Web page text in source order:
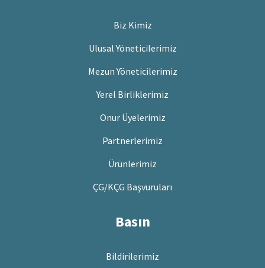
Biz Kimiz
Ulusal Yöneticilerimiz
Mezun Yöneticilerimiz
Yerel Birliklerimiz
Onur Üyelerimiz
Partnerlerimiz
Ürünlerimiz
ÇG/KÇG Başvuruları
Basın
Bildirilerimiz